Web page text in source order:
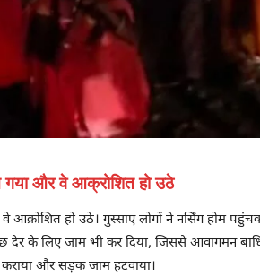
गया और वे आक्रोशित हो उठे
हो उठे। गुस्साए लोगों ने नर्सिंग होम
के लिए जाम भी कर दिया, जिससे आवागमन
और सड़क जाम हटवाया।